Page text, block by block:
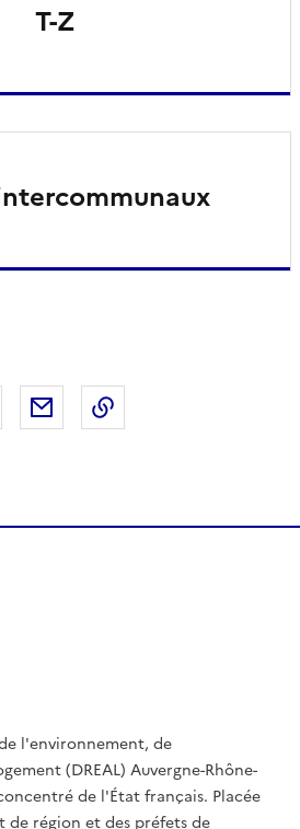
T-Z
sur X
Partager sur LinkedIn
Partager par email
l'environnement, de
(DREAL) Auvergne-Rhône-
de l'État français. Placée
région et des préfets de